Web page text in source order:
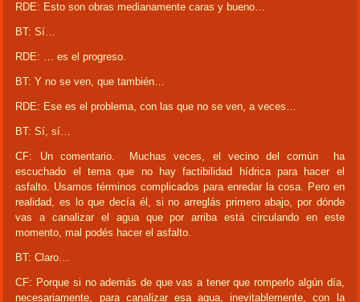
RDE: Esto son obras medianamente caras y bueno…
BT: Sí…
RDE: … es el progreso.
BT: Y no se ven, que también…
RDE: Ese es el problema, con las que no se ven, a veces…
BT: Sí, sí…
CF: Un comentario. Muchas veces, el vecino del común ha
escuchado el tema que no hay factibilidad hídrica para hacer el
asfalto. Usamos términos complicados para enredar la cosa. Pero en
realidad, es lo que decía él, si no arreglás primero abajo, por dónde
vas a canalizar el agua que por arriba está circulando en este
momento, mal podés hacer el asfalto.
BT: Claro…
CF: Porque si no además de que vas a tener que romperlo algún día,
necesariamente, para canalizar esa agua, inevitablemente, con la